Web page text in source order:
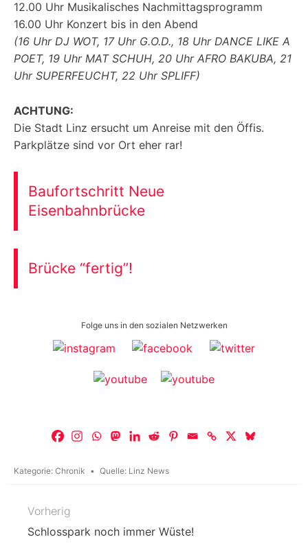
12.00 Uhr Musikalisches Nachmittagsprogramm
16.00 Uhr Konzert bis in den Abend
(16 Uhr DJ WOT, 17 Uhr G.O.D., 18 Uhr DANCE LIKE A
POET, 19 Uhr MAT SCHUH, 20 Uhr AFRO BAKUBA, 21
Uhr SUPERFEUCHT, 22 Uhr SPLIFF)
ACHTUNG:
Die Stadt Linz ersucht um Anreise mit den Öffis.
Parkplätze sind vor Ort eher rar!
Baufortschritt Neue
Eisenbahnbrücke
Brücke “fertig”!
Folge uns in den sozialen Netzwerken
Kategorie: Chronik Quelle: Linz News
Beitragsnavigation
Vorherig
Schlosspark noch immer Wüste!